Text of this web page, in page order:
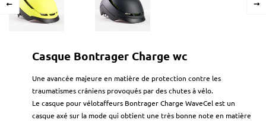
Casque Bontrager Charge wc
Une avancée majeure en matière de protection contre les
traumatismes crâniens provoqués par des chutes à vélo.
Le casque pour vélotaffeurs Bontrager Charge WaveCel est un
casque axé sur la mode qui obtient une très bonne note en matière